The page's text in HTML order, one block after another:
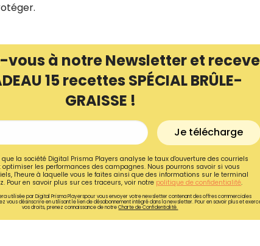
vous à notre Newsletter et
15 recettes SPÉCIAL BRÛLE-
GRAISSE !
Je télécharge
que la société Digital Prisma Players analyse le taux d'ouverture des courriels
optimiser les performances des campagnes. Nous pourrons savoir si vous
l'heure à laquelle vous le faites ainsi que des informations sur le terminal
Pour en savoir plus sur ces traceurs, voir notre politique de confidentialité.
utilisée par Digital Prisma Playerspour vous envoyer votre newsletter contenant des offres commerciales
vous désinscrire en utilisant le lien de désabonnement intégré dans la newsletter. Pour en savoir plus et
vos droits, prenez connaissance de notreCharte de Confidentialité.